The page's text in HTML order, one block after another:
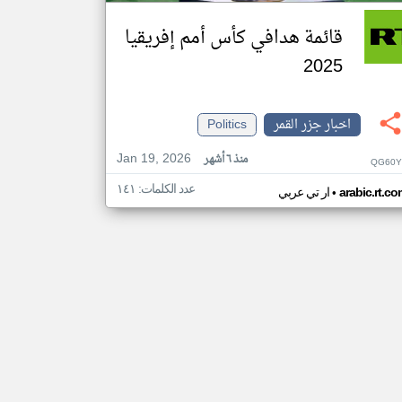
قائمة هدافي كأس أمم إفريقيا
2025
اخبار جزر القمر
Politics
Jan 19, 2026
منذ ٦ أشهر
ار تي عربي• عدد الكلمات: ١٤١